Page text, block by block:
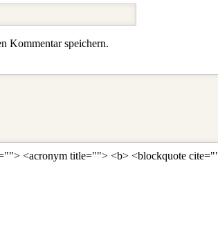
Kommentar speichern.
<acronym title=""> <b> <blockquote